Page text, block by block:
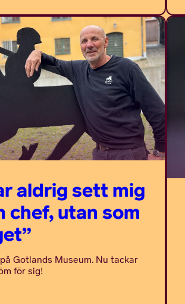
aldrig sett mig
chef, utan som
Gotlands Museum. Nu tackar
för sig!